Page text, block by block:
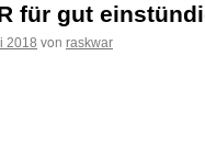
für gut
2018 von raskwar